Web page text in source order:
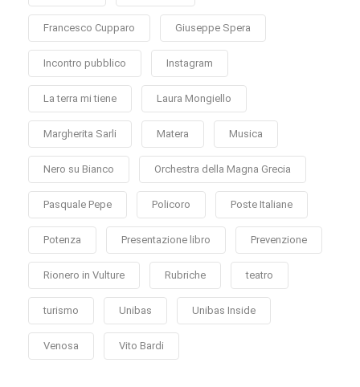
Francesco Cupparo Giuseppe Spera
Incontro pubblico Instagram
La terra mi tiene Laura Mongiello
Margherita Sarli Matera Musica
Nero su Bianco Orchestra della Magna Grecia
Pasquale Pepe Policoro Poste Italiane
Potenza Presentazione libro Prevenzione
Rionero in Vulture Rubriche teatro
turismo Unibas Unibas Inside
Venosa Vito Bardi